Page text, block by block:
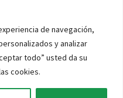
de navegación,
y analizar
todo” usted da su
cookies.